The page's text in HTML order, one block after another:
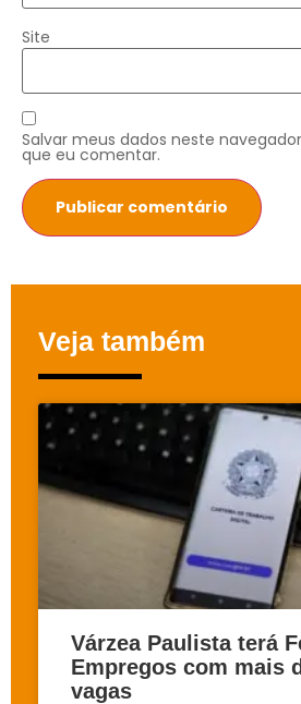
Site
Salvar meus dados neste
que eu comentar.
Veja também
Várzea Paulista terá
Empregos com mais
vagas